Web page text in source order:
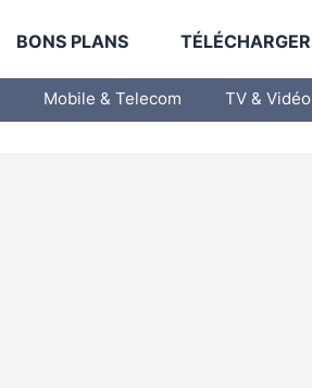
BONS PLANS TÉLÉCHARGER
Mobile & Telecom TV & Vidéo